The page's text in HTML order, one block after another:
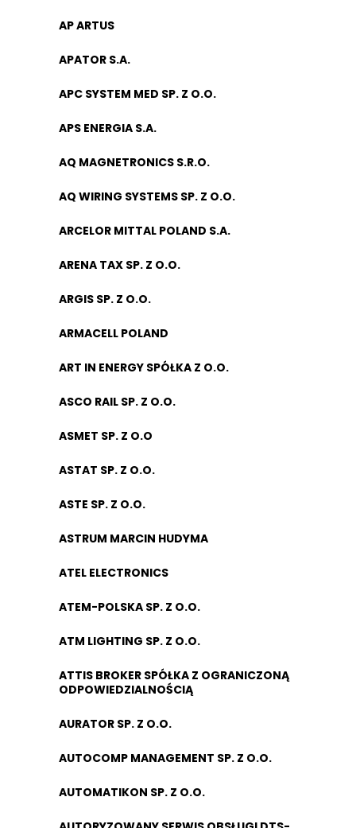
AP ARTUS
APATOR S.A.
APC SYSTEM MED SP. Z O.O.
APS ENERGIA S.A.
AQ MAGNETRONICS S.R.O.
AQ WIRING SYSTEMS SP. Z O.O.
ARCELOR MITTAL POLAND S.A.
ARENA TAX SP. Z O.O.
ARGIS SP. Z O.O.
ARMACELL POLAND
ART IN ENERGY SPÓŁKA Z O.O.
ASCO RAIL SP. Z O.O.
ASMET SP. Z O.O
ASTAT SP. Z O.O.
ASTE SP. Z O.O.
ASTRUM MARCIN HUDYMA
ATEL ELECTRONICS
ATEM-POLSKA SP. Z O.O.
ATM LIGHTING SP. Z O.O.
ATTIS BROKER SPÓŁKA Z OGRANICZONĄ
ODPOWIEDZIALNOŚCIĄ
AURATOR SP. Z O.O.
AUTOCOMP MANAGEMENT SP. Z O.O.
AUTOMATIKON SP. Z O.O.